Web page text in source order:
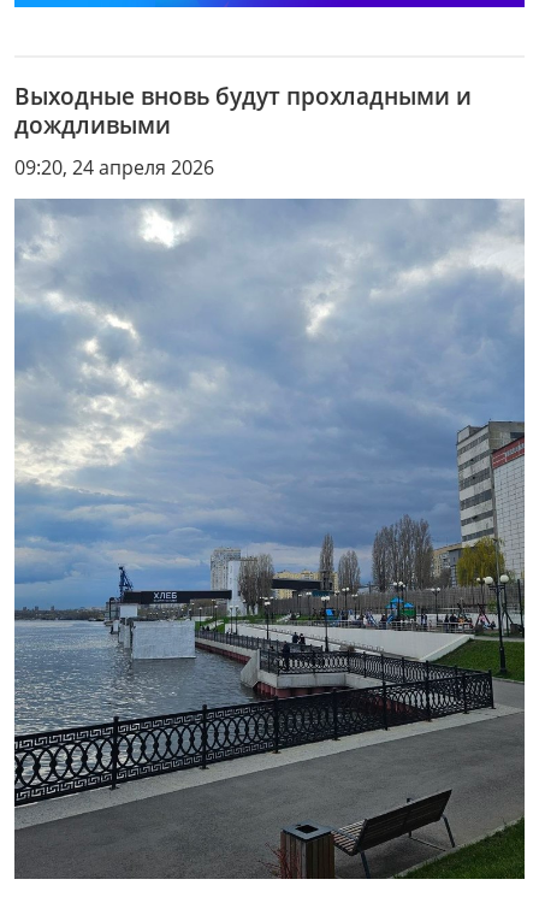
Выходные вновь будут прохладными и
дождливыми
09:20, 24 апреля 2026